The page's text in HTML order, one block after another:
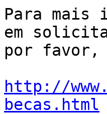
Para mais
em
por favor,
http://
becas.html